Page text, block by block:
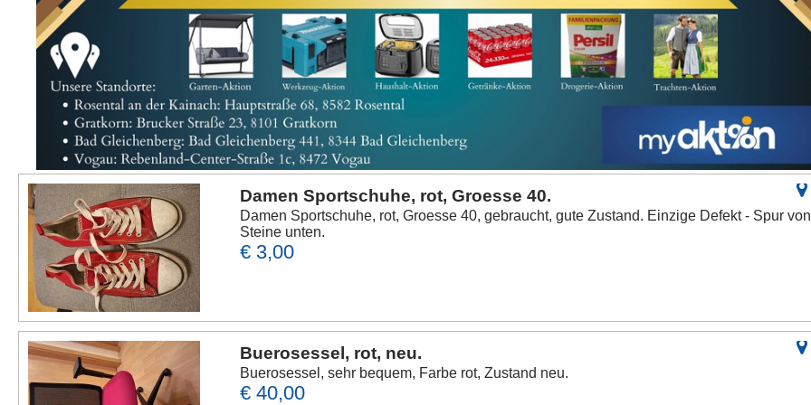
Damen Sportschuhe, rot, Groesse 40.
Damen Sportschuhe, rot, Groesse 40, gebraucht, gute Zustand. Einzige Defekt - Spur von
Steine unten.
€ 3,00
Buerosessel, rot, neu.
Buerosessel, sehr bequem, Farbe rot, Zustand neu.
€ 40,00